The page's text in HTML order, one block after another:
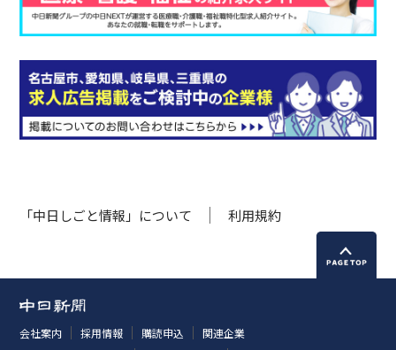
「中日しごと情報」について 利用規約
会社案内 採用情報 購読申込
関連企業